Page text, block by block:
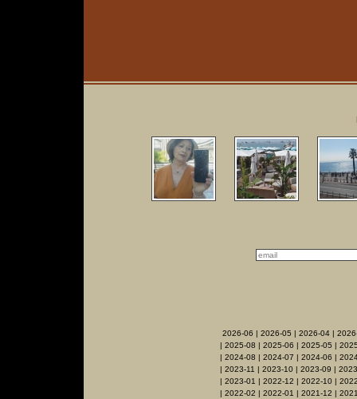
2026-06 | 2026-05 | 2026-04 |
| 2025-08 | 2025-06 | 2025-05 |
| 2024-08 | 2024-07 | 2024-06 |
| 2023-11 | 2023-10 | 2023-09 |
| 2023-01 | 2022-12 | 2022-10|
| 2022-02 | 2022-01 | 2021-12 |